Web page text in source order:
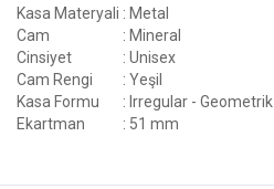
Kasa Materyali : Metal
Cam
: Mineral
Cinsiyet
: Unisex
Cam Rengi
: Yeşil
Kasa Formu
: Irregular - Geometrik
Ekartman
: 51 mm